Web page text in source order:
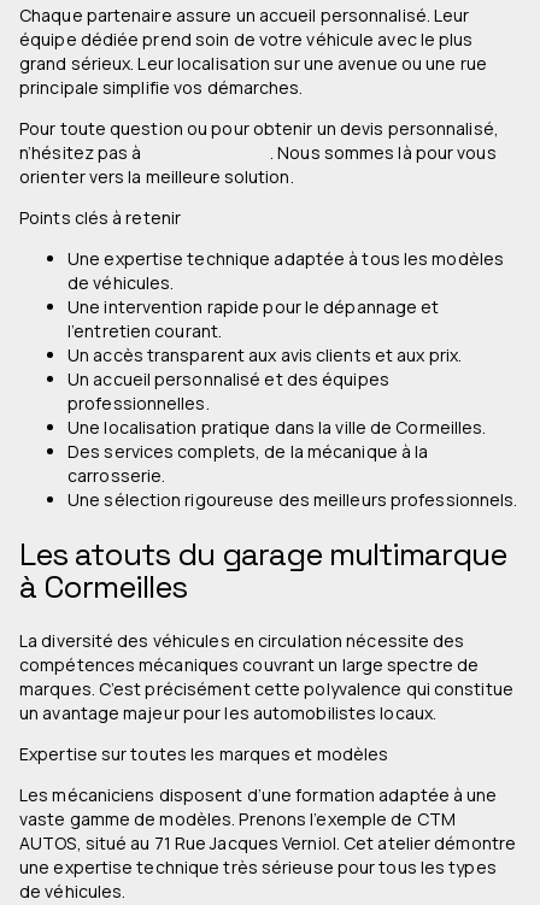
Chaque partenaire assure un accueil personnalisé. Leur
équipe dédiée prend soin de votre véhicule avec le plus
grand sérieux. Leur localisation sur une avenue ou une rue
principale simplifie vos démarches.
Pour toute question ou pour obtenir un devis personnalisé,
n’hésitez pas à
nous contacter. Nous sommes là pour vous
orienter vers la meilleure solution.
Points clés à retenir
Une expertise technique adaptée à tous les modèles
de véhicules.
Une intervention rapide pour le dépannage et
l’entretien courant.
Un accès transparent aux avis clients et aux prix.
Un accueil personnalisé et des équipes
professionnelles.
Une localisation pratique dans la ville de Cormeilles.
Des services complets, de la mécanique à la
carrosserie.
Une sélection rigoureuse des meilleurs professionnels.
Les atouts du garage multimarque
à Cormeilles
La diversité des véhicules en circulation nécessite des
compétences mécaniques couvrant un large spectre de
marques. C’est précisément cette polyvalence qui constitue
un avantage majeur pour les automobilistes locaux.
Expertise sur toutes les marques et modèles
Les mécaniciens disposent d’une formation adaptée à une
vaste gamme de modèles. Prenons l’exemple de CTM
AUTOS, situé au 71 Rue Jacques Verniol. Cet atelier démontre
une expertise technique très sérieuse pour tous les types
de véhicules.